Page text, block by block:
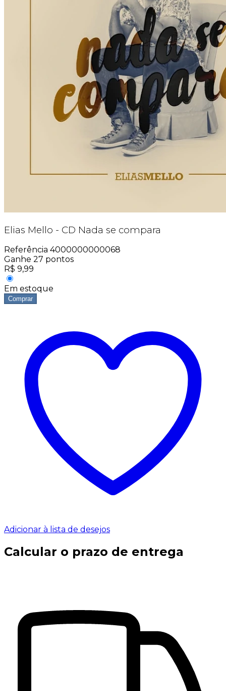
Elias Mello - CD Nada se compara
Referência 4000000000068
Ganhe 27 pontos
R$ 9,99
Em estoque
Comprar
Adicionar à lista de desejos
Calcular o prazo de entrega